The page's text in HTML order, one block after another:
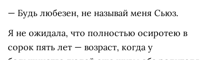
— Будь любезен, не называй меня Сьюз.
Я не ожидала, что полностью осиротею в
сорок пять лет — возраст, когда у